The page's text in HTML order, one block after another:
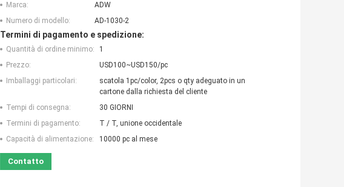
Marca:
ADW
Numero di modello:
AD-1030-2
Termini di pagamento e spedizione:
Quantità di ordine minimo:
1
Prezzo:
USD100~USD150/pc
Imballaggi particolari:
scatola 1pc/color, 2pcs o qty adeguato in un
cartone dalla richiesta del cliente
Tempi di consegna:
30 GIORNI
Termini di pagamento:
T / T, unione occidentale
Capacità di alimentazione:
10000 pc al mese
Contatto